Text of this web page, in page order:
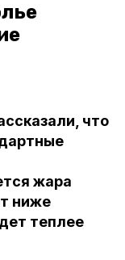
что
жара
ниже
теплее